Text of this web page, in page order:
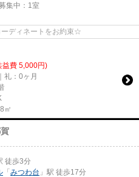
集中： 1室
ディネートをお約束☆
益費 5,000円)
礼：0ヶ月
㎡
徒歩3分
「みつわ台 」駅 徒歩17分